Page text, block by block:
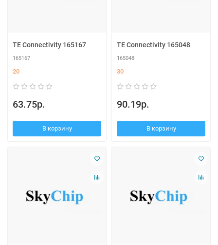
TE Connectivity 165167
165167
20
63.75р.
В корзину
TE Connectivity 165048
165048
30
90.19р.
В корзину